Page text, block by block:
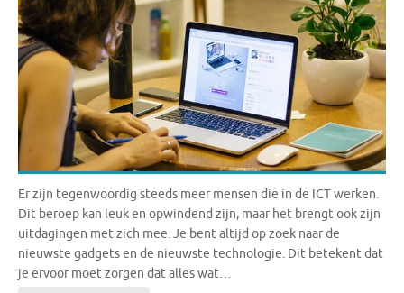
Er zijn tegenwoordig steeds meer mensen die in de ICT werken.
Dit beroep kan leuk en opwindend zijn, maar het brengt ook zijn
uitdagingen met zich mee. Je bent altijd op zoek naar de
nieuwste gadgets en de nieuwste technologie. Dit betekent dat
je ervoor moet zorgen dat alles wat…